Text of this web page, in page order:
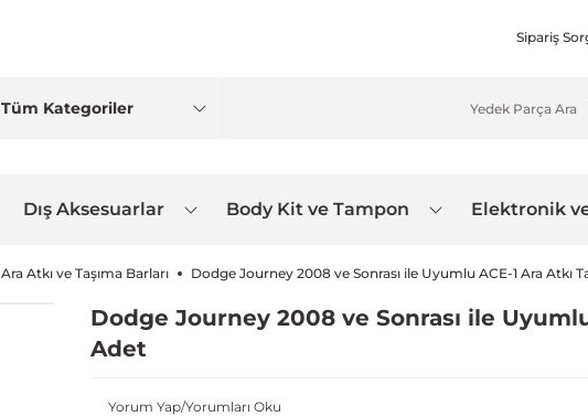
Sipariş
Dış Aksesuarlar Body Kit ve Tampon Elektronik
Ara Atkı ve Taşıma Barları Dodge Journey 2008 ve Sonrası ile Uyumlu ACE-1 Ara Atkı
Dodge Journey 2008 ve Sonrası ile
Adet
Yorum Yap/Yorumları Oku